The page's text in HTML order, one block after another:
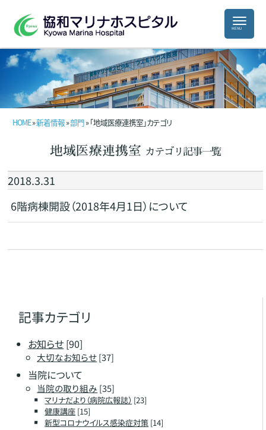
HOME»新着情報»部門» 「地域医療連携室」カテゴリ
地域医療連携室 カテゴリ記事一覧
2018.3.31
6階病棟開設（2018年4月1日）について
記事カテゴリ
お知らせ [90]
大切なお知らせ[37]
当院について
当院の取り組み [35]
マリナだより（病院広報誌） [23]
健康講座[15]
新型コロナウイルス感染症対策[14]